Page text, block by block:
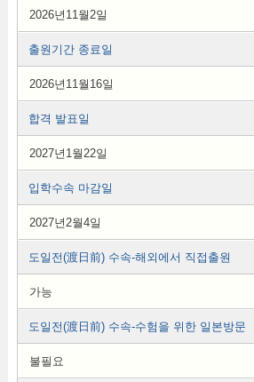
2026년11월2일
출원기간 종료일
2026년11월16일
합격 발표일
2027년1월22일
입학수속 마감일
2027년2월4일
도일전(渡日前) 수속-해외에서 직접출원
가능
도일전(渡日前) 수속-수험을 위한 일본방문
불필요